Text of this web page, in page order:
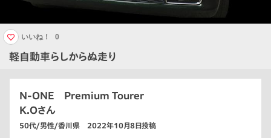
軽自動車らしからぬ走り
いいね！ 0
N-ONE Premium Tourer
K.Oさん
50代/男性/香川県 2022年10月8日投稿